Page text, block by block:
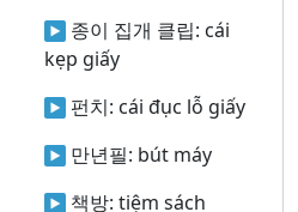
종이 집개 클립: cái
kẹp giấy
펀치: cái đục lỗ giấy
만년필: bút máy
책방: tiệm sách